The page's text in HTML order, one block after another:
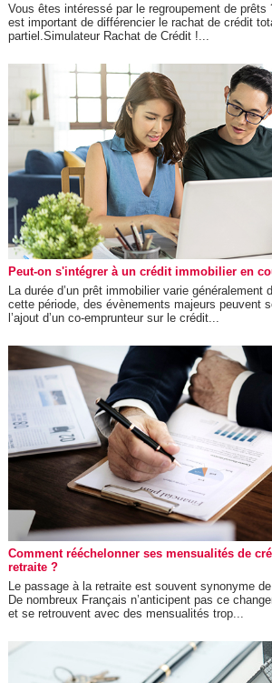
Vous êtes intéressé par le regroupement de prêts
est important de différencier le rachat de crédit
partiel.Simulateur Rachat de Crédit !...
Peut-on s'intégrer à un crédit immobilier en
La durée d’un prêt immobilier varie généralement
cette période, des évènements majeurs peuvent
l’ajout d’un co-emprunteur sur le crédit...
Comment rééchelonner ses mensualités de
retraite ?
Le passage à la retraite est souvent synonyme
De nombreux Français n’anticipent pas ce
et se retrouvent avec des mensualités trop...